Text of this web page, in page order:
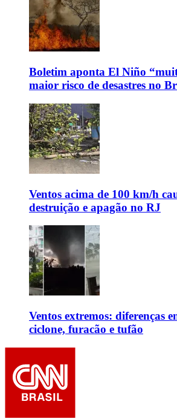
Boletim aponta El Niño
maior risco de desastres no
Ventos acima de 100 km/h
destruição e apagão no RJ
Ventos extremos: diferenças
ciclone, furacão e tufão